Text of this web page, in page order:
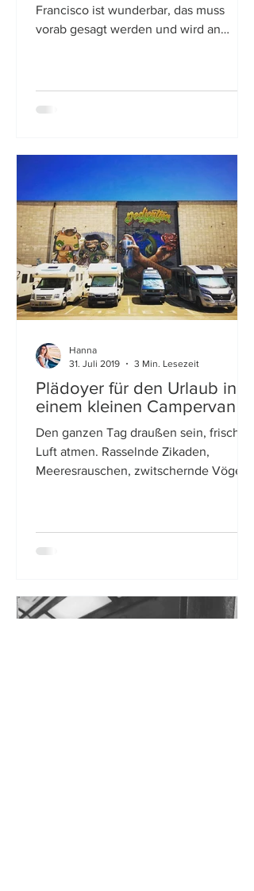
Francisco ist wunderbar, das muss
vorab gesagt werden und wird an
Plädoyer für den Urlaub in
einem kleinen Campervan
Den ganzen Tag draußen sein, frische
Luft atmen. Rasselnde Zikaden,
Meeresrauschen, zwitschernde Vögel,
Hanna
31. Juli 2019
3 Min. Lesezeit